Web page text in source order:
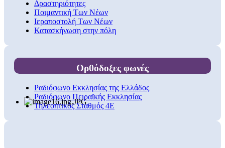
Δραστηριότητες
Ποιμαντική Των Νέων
Ιεραποστολή Των Νέων
Κατασκήνωση στην πόλη
Ορθόδοξες φωνές
Ραδιόφωνο Εκκλησίας της Ελλάδος
Ραδιόφωνο Πειραϊκής Εκκλησίας
Τηλεοπτικός Σταθμός 4Ε